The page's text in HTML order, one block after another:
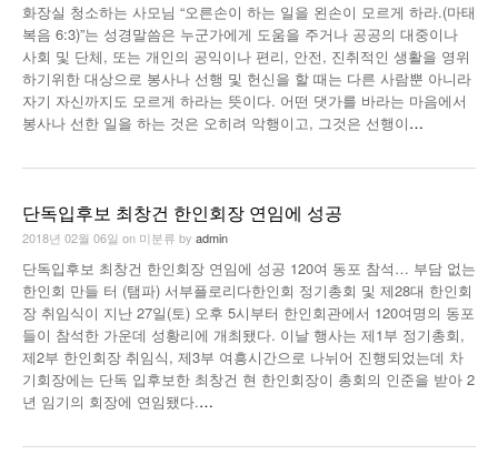
화장실 청소하는 사모님 “오른손이 하는 일을 왼손이 모르게 하라.(마태
복음 6:3)”는 성경말씀은 누군가에게 도움을 주거나 공공의 대중이나
사회 및 단체, 또는 개인의 공익이나 편리, 안전, 진취적인 생활을 영위
하기위한 대상으로 봉사나 선행 및 헌신을 할 때는 다른 사람뿐 아니라
자기 자신까지도 모르게 하라는 뜻이다. 어떤 댓가를 바라는 마음에서
봉사나 선한 일을 하는 것은 오히려 악행이고, 그것은 선행이…
단독입후보 최창건 한인회장 연임에 성공
2018년 02월 06일 on 미분류 by admin
단독입후보 최창건 한인회장 연임에 성공 120여 동포 참석… 부담 없는
한인회 만들 터 (탬파) 서부플로리다한인회 정기총회 및 제28대 한인회
장 취임식이 지난 27일(토) 오후 5시부터 한인회관에서 120여명의 동포
들이 참석한 가운데 성황리에 개최됐다. 이날 행사는 제1부 정기총회,
제2부 한인회장 취임식, 제3부 여흥시간으로 나뉘어 진행되었는데 차
기회장에는 단독 입후보한 최창건 현 한인회장이 총회의 인준을 받아 2
년 임기의 회장에 연임됐다.…